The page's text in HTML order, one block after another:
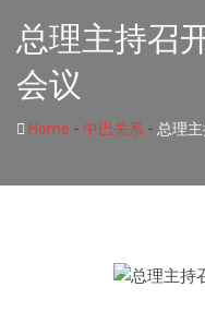
总理主持召
会议
Home - 中巴关系 - 总理